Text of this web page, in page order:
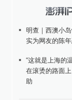
明查｜西澳小岛
实为网友的陈年
“这就是上海的
在滚烫的路面
助